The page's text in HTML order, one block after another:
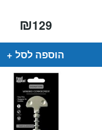
₪129
הוספה לסל